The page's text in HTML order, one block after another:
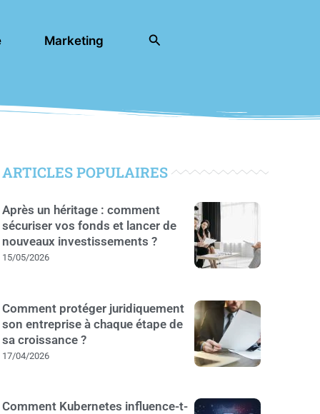
Marketing Rechercher
ARTICLES POPULAIRES
Après un héritage : comment
sécuriser vos fonds et lancer de
nouveaux investissements ?
15/05/2026
Comment protéger juridiquement
son entreprise à chaque étape de
sa croissance ?
17/04/2026
Comment Kubernetes influence-t-